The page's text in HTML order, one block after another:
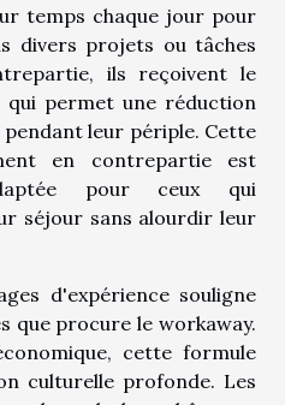
temps chaque jour pour
divers projets ou tâches
ils reçoivent le
permet une réduction
leur périple. Cette
en contrepartie est
pour ceux qui
séjour sans alourdir leur
d'expérience souligne
que procure le workaway.
cette formule
culturelle profonde. Les